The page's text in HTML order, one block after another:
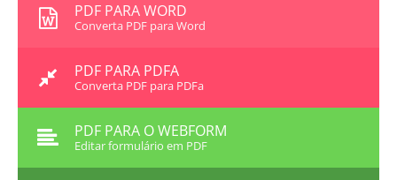
PDF PARA WORD
Converta PDF para Word
PDF PARA PDFA
Converta PDF para PDFa
PDF PARA O WEBFORM
Editar formulário em PDF